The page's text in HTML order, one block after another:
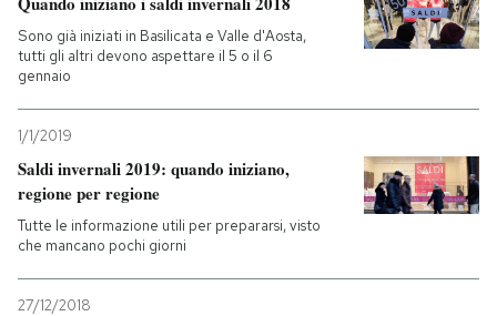
Sono già iniziati in Basilicata e Valle d'Aosta,
tutti gli altri devono aspettare il 5 o il 6
gennaio
1/1/2019
Saldi invernali 2019: quando iniziano,
regione per regione
Tutte le informazione utili per prepararsi, visto
che mancano pochi giorni
27/12/2018